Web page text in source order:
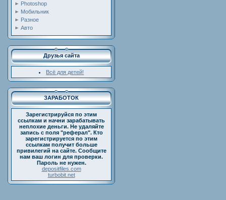
Photoshop
Мобильник
Разное
Авто
Друзья сайта
Всё для детей!
ЗАРАБОТОК
Зарегистрируйся по этим
ссылкам и начни зарабатывать
неплохие деньги. Не удаляйте
запись с поля "реферал". Кто
зарегистрируется по этим
ссылкам получит больше
привилегий на сайте. Сообщите
нам ваш логин для проверки.
Пароль не нужен.
depositfiles.com
turbobit.net